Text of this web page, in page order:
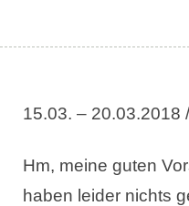
15.03. – 20.03.2018
Hm, meine guten
haben leider nichts